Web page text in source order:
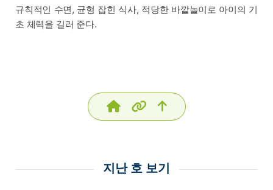
규칙적인 수면, 균형 잡힌 식사, 적당한 바깥놀이로 아이의 기
초 체력을 길러 준다.
지난 호 보기